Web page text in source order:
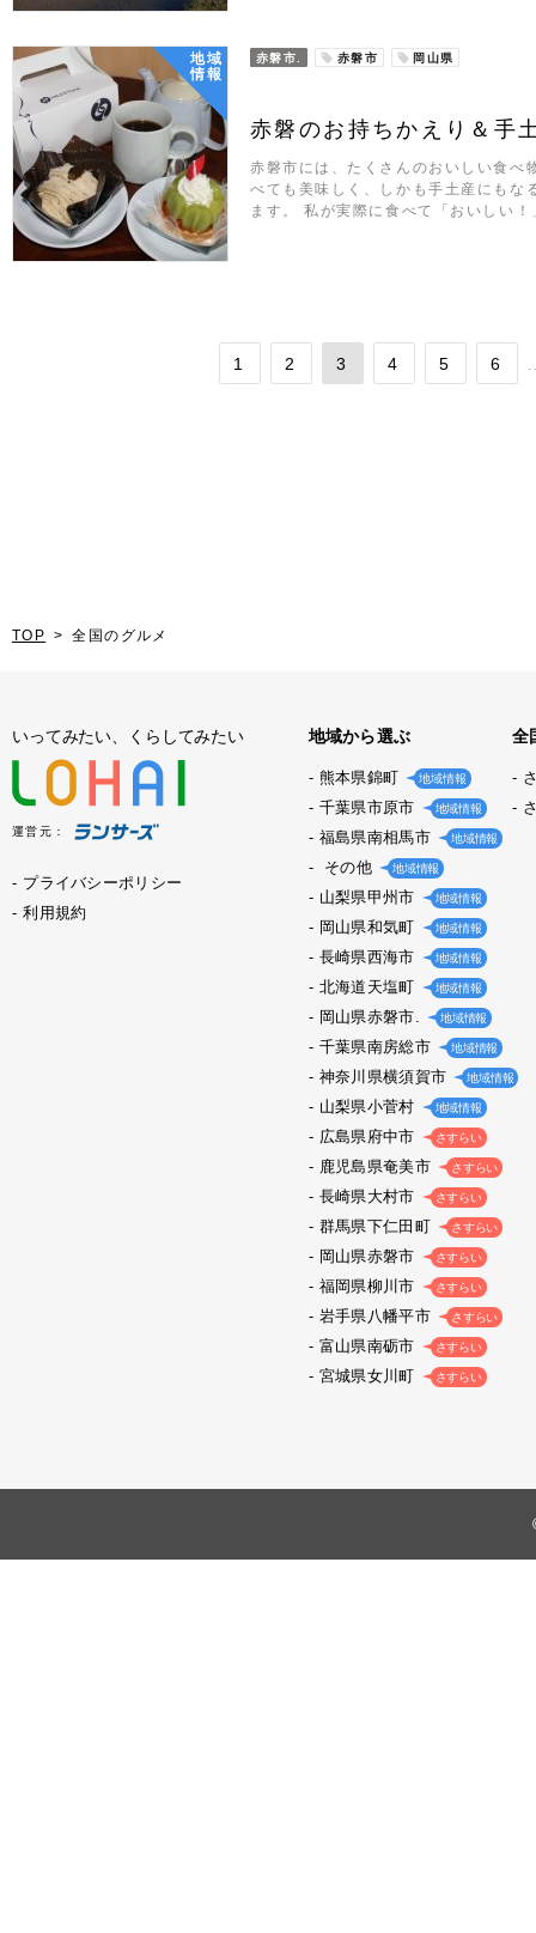
地域
情報
赤磐市. 赤磐市 岡山県
赤磐のお持ちかえり＆手
赤磐市には、たくさんのおいしい食べ
べても美味しく、しかも手土産にもな
ます。 私が実際に食べて「おいしい
1 2 3 4 5 6
TOP 全国のグルメ
いってみたい、くらしてみたい
運営元：
プライバシーポリシー
利用規約
地域から選ぶ
熊本県錦町 地域情報
千葉県市原市 地域情報
福島県南相馬市 地域情報
その他 地域情報
山梨県甲州市 地域情報
岡山県和気町 地域情報
長崎県西海市 地域情報
北海道天塩町 地域情報
岡山県赤磐市. 地域情報
千葉県南房総市 地域情報
神奈川県横須賀市 地域情報
山梨県小菅村 地域情報
広島県府中市 さすらい
鹿児島県奄美市 さすらい
長崎県大村市 さすらい
群馬県下仁田町 さすらい
岡山県赤磐市 さすらい
福岡県柳川市 さすらい
岩手県八幡平市 さすらい
富山県南砺市 さすらい
宮城県女川町 さすらい
全